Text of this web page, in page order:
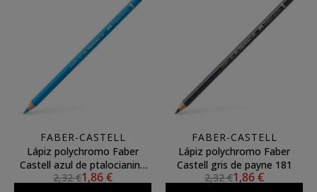
FABER-CASTELL
Lápiz polychromo Faber
Castell azul de ptalocianina
medio 152
2,32 €1,86 €
FABER-CASTELL
Lápiz polychromo Faber
Castell gris de payne 181
2,32 €1,86 €